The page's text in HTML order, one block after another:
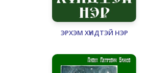
ЭРХЭМ ХҮНДТЭЙ НЭР